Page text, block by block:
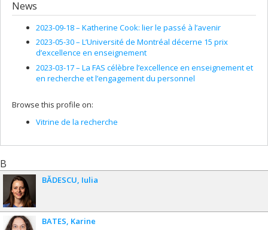
News
2023-09-18 – Katherine Cook: lier le passé à l’avenir
2023-05-30 – L’Université de Montréal décerne 15 prix
d’excellence en enseignement
2023-03-17 – La FAS célèbre l’excellence en enseignement et
en recherche et l’engagement du personnel
Browse this profile on:
Vitrine de la recherche
B
BĂDESCU Iulia
BATES Karine